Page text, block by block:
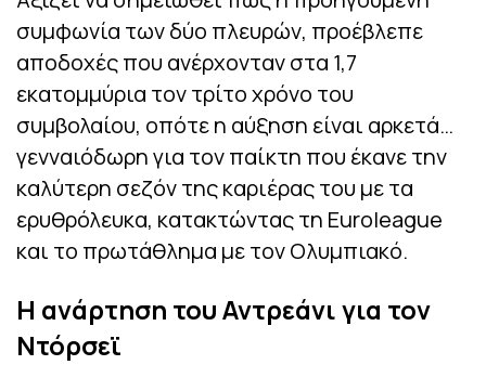
συμφωνία των δύο πλευρών, προέβλεπε
αποδοχές που ανέρχονταν στα 1,7
εκατομμύρια τον τρίτο χρόνο του
συμβολαίου, οπότε η αύξηση είναι αρκετά…
γενναιόδωρη για τον παίκτη που έκανε την
καλύτερη σεζόν της καριέρας του με τα
ερυθρόλευκα, κατακτώντας τη Euroleague
και το πρωτάθλημα με τον Ολυμπιακό.
Η ανάρτηση του Αντρεάνι για τον
Ντόρσεϊ